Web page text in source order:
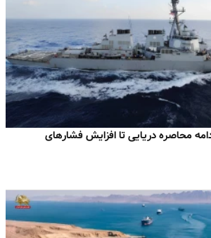
محاصره دریایی تا افزایش فشارهای